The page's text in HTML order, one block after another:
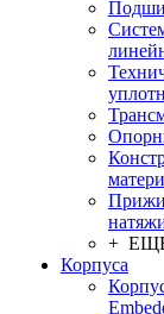
+
Корпуса